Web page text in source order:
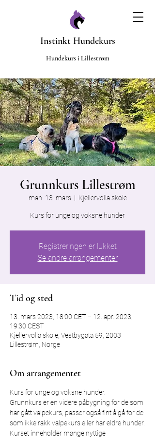
Instinkt Hundekurs
​Hundekurs i Lillestrøm
Grunnkurs Lillestrøm
man. 13. mars
  |
Kjellervolla skole
Kurs for unge og voksne hunder
Registreringen er lukket
Se andre arrangementer
Tid og sted
13. mars 2023, 18:00 CET – 12. apr. 2023,
19:30 CEST
Kjellervolla skole, Vestbygata 59, 2003
Lillestrøm, Norge
Om arrangementet
Kurs for unge og voksne hunder.
Grunnkurs er en videre påbygning for de som
har gått valpekurs, passer også fint å gå for de
som ikke rakk valpekurs eller har eldre hunder.
Kurset inneholder mange nyttige